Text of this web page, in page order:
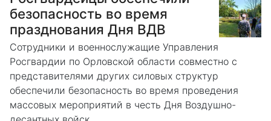
безопасность во время
празднования Дня ВДВ
Сотрудники и военнослужащие Управления
Росгвардии по Орловской области совместно с
представителями других силовых структур
обеспечили безопасность во время проведения
массовых мероприятий в честь Дня Воздушно-